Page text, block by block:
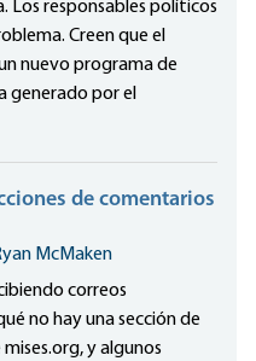
Los responsables políticos
Creen que el
nuevo programa de
generado por el
de comentarios
McMaken
correos
no hay una sección de
y algunos